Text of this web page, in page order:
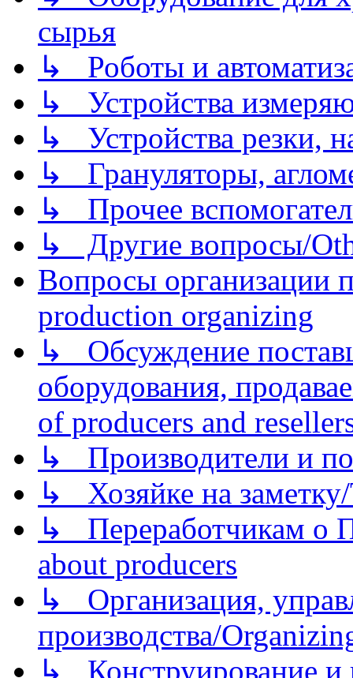
сырья
↳ Роботы и
↳ Устройства
↳ Устройства резки,
↳ Грануляторы,
↳ Прочее
↳ Другие вопросы/
Вопросы организации
production organizing
↳ Обсуждение
оборудования,
of producers and
↳ Производители и
↳ Хозяйке на
↳ Переработчикам о
about producers
↳ Организация,
производства/
↳ Конструирование и